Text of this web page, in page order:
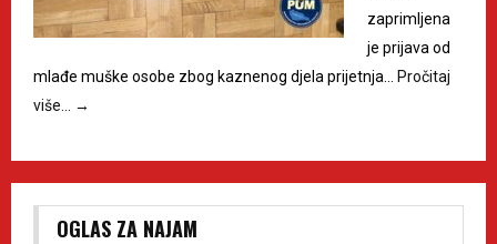
zaprimljena
je prijava od
mlađe muške osobe zbog kaznenog djela prijetnja…
Pročitaj
više…
→
OGLAS ZA NAJAM